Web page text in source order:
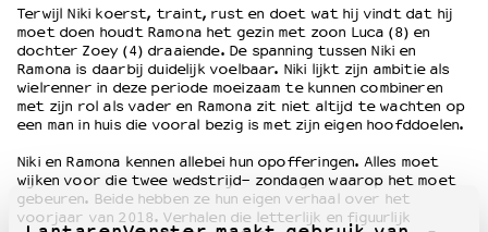
Privacyverklaring
Integriteits- en gedragscode
Duurzaamheid
Culturele boycot Israël
Ruimte voor artistieke vrijheid – VNPF
Terwijl Niki koerst, traint, rust en doet wat hij vindt dat hij
moet doen houdt Ramona het gezin met zoon Luca (8) en
dochter Zoey (4) draaiende. De spanning tussen Niki en
Ramona is daarbij duidelijk voelbaar. Niki lijkt zijn ambitie als
wielrenner in deze periode moeizaam te kunnen combineren
met zijn rol als vader en Ramona zit niet altijd te wachten op
een man in huis die vooral bezig is met zijn eigen hoofddoelen.
Niki en Ramona kennen allebei hun opofferingen. Alles moet
wijken voor die twee wedstrijd- zondagen waarop het moet
gebeuren. Beide hebben ze hun eigen verhaal over het
voorjaar van 2018. Verhalen die letterlijk en figuurlijk